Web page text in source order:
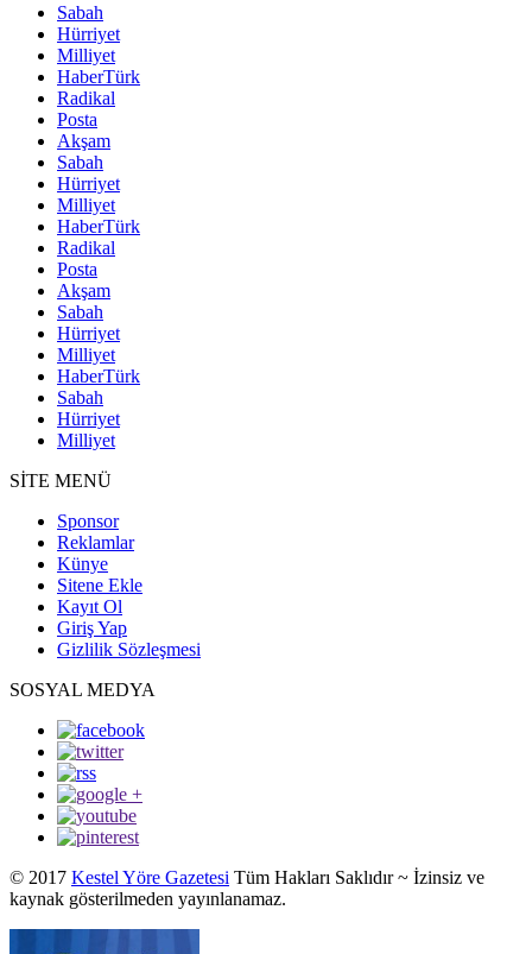
Sabah
Hürriyet
Milliyet
HaberTürk
Radikal
Posta
Akşam
Sabah
Hürriyet
Milliyet
HaberTürk
Radikal
Posta
Akşam
Sabah
Hürriyet
Milliyet
HaberTürk
Sabah
Hürriyet
Milliyet
SİTE MENÜ
Sponsor
Reklamlar
Künye
Sitene Ekle
Kayıt Ol
Giriş Yap
Gizlilik Sözleşmesi
SOSYAL MEDYA
© 2017 Kestel Yöre Gazetesi Tüm Hakları Saklıdır ~ İzinsiz ve
kaynak gösterilmeden yayınlanamaz.